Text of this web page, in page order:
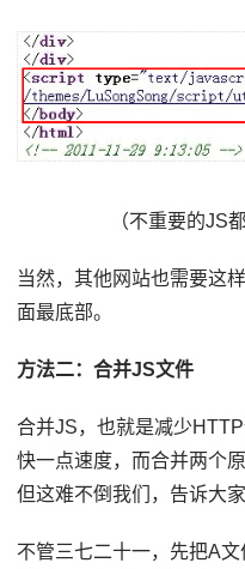
（不重要的JS
当然，其他网站也需要这
面最底部。
方法二：合并JS文件
合并JS，也就是减少
快一点速度，而合并两个
但这难不倒我们，告诉大
不管三七二十一，先把A